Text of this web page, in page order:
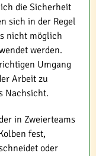
die Sicherheit
sich in der Regel
nicht möglich
werden.
Umgang
Arbeit zu
Nachsicht.
in Zweierteams
fest,
oder